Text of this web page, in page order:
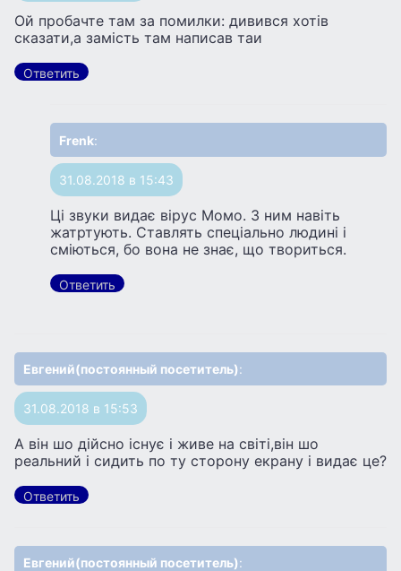
Ой пробачте там за помилки: дивився хотів
сказати,а замість там написав таи
Ответить
Frenk:
31.08.2018 в 15:43
Ці звуки видає вірус Момо. З ним навіть
жатртують. Ставлять спеціально людині і
сміються, бо вона не знає, що твориться.
Ответить
Евгений(постоянный посетитель):
31.08.2018 в 15:53
А він шо дійсно існує і живе на світі,він шо
реальний і сидить по ту сторону екрану і видає це?
Ответить
Евгений(постоянный посетитель):